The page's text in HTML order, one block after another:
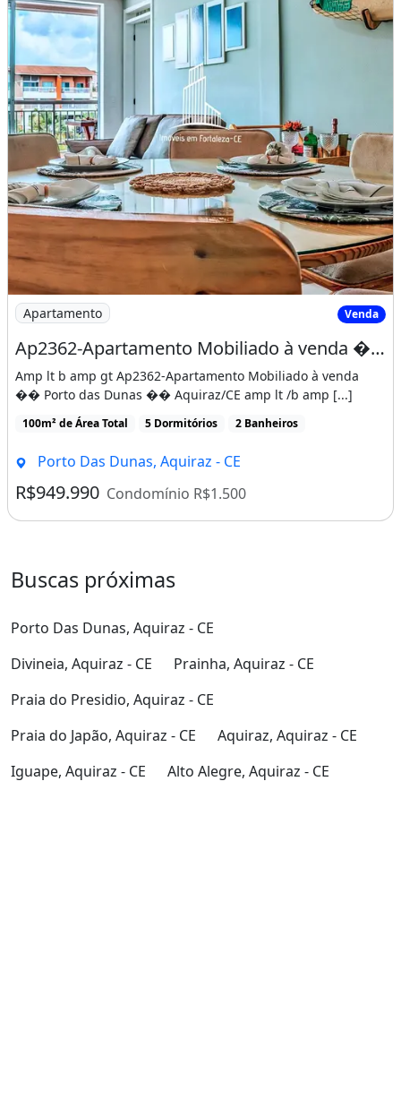
Apartamento Venda
Ap2362-Apartamento Mobiliado à venda �� Porto das Dunas �� Aquiraz-CE
Amp lt b amp gt Ap2362-Apartamento Mobiliado à venda
�� Porto das Dunas �� Aquiraz/CE amp lt /b amp [...]
100m² de Área Total 5 Dormitórios 2 Banheiros
Porto Das Dunas, Aquiraz - CE
R$949.990 Condomínio R$1.500
Buscas próximas
Porto Das Dunas, Aquiraz - CE
Divineia, Aquiraz - CE
Prainha, Aquiraz - CE
Praia do Presidio, Aquiraz - CE
Praia do Japão, Aquiraz - CE
Aquiraz, Aquiraz - CE
Iguape, Aquiraz - CE
Alto Alegre, Aquiraz - CE